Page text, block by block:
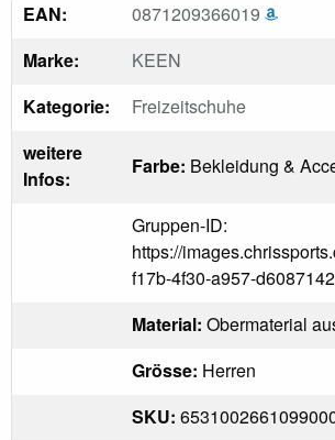
EAN:
0871209366019
Marke:
KEEN
Kategorie:
Freizeitschuhe
weitere
Infos:
Farbe: Bekleidung &
Gruppen-ID:
https://
f17b-4f30-a957-
Material: Obermaterial
Grösse: Herren
SKU: